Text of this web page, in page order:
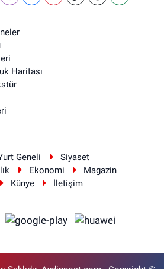
Haritası
Geneli
Siyaset
Ekonomi
Magazin
Künye
İletişim